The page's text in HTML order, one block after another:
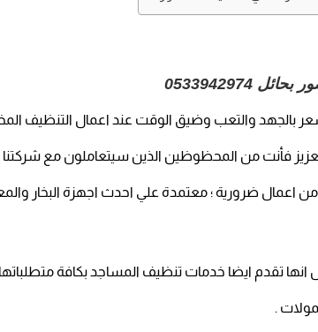
بحائل0533942974
بالجهد والتعب وضيق الوقت عند اعمال التنظيف
فأنت من المحظوظين الذين سيتعاملون مع شركتنا
اعمال ضرورية ؛ معتمدة علي احدث اجهزة البخار
انها تقدم ايضا خدمات تنظيف المساجد بكافة
.